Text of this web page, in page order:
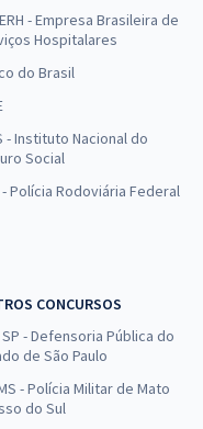
- Empresa Brasileira de
Hospitalares
do Brasil
- Instituto Nacional do
Social
- Polícia Rodoviária Federal
CONCURSOS
SP - Defensoria Pública do
de São Paulo
- Polícia Militar de Mato
do Sul